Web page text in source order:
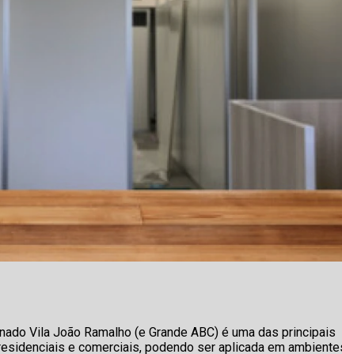
Vila João Ramalho (e Grande ABC) é uma das principais
e comerciais, podendo ser aplicada em